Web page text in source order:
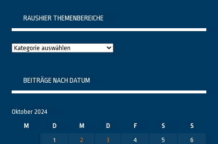
RAUSHIER THEMENBEREICHE
Raushier
BEITRÄGE NACH DATUM
Oktober 2024
M
D M D F S
S
1
2 3 4 5
6